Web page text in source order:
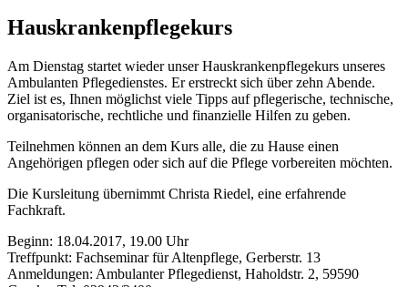
Hauskrankenpflegekurs
Am Dienstag startet wieder unser Hauskrankenpflegekurs unseres
Ambulanten Pflegedienstes. Er erstreckt sich über zehn Abende.
Ziel ist es, Ihnen möglichst viele Tipps auf pflegerische, technische,
organisatorische, rechtliche und finanzielle Hilfen zu geben.
Teilnehmen können an dem Kurs alle, die zu Hause einen
Angehörigen pflegen oder sich auf die Pflege vorbereiten möchten.
Die Kursleitung übernimmt Christa Riedel, eine erfahrende
Fachkraft.
Beginn: 18.04.2017, 19.00 Uhr
Treffpunkt: Fachseminar für Altenpflege, Gerberstr. 13
Anmeldungen: Ambulanter Pflegedienst, Haholdstr. 2, 59590